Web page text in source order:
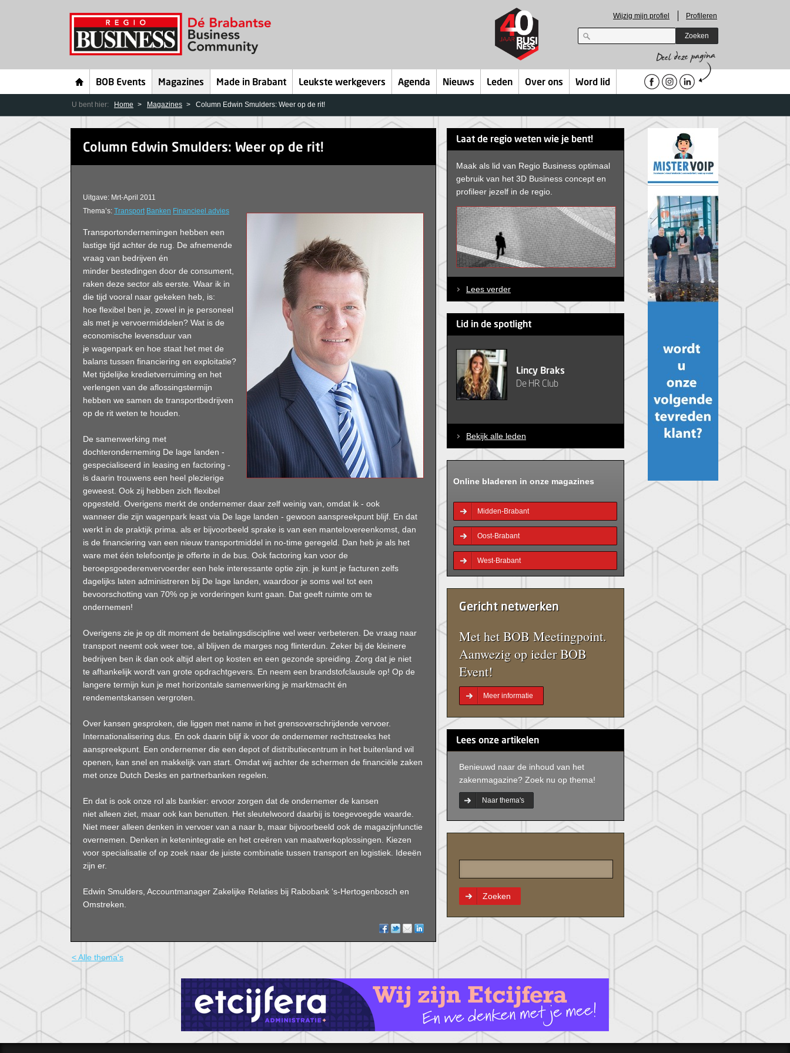
Wijzig mijn profiel Profileren
Zoeken
BOB Events Magazines Made in Brabant Leukste werkgevers Agenda Nieuws Leden Over ons Word lid
U bent hier: Home Magazines Column Edwin Smulders: Weer op de rit!
Column Edwin Smulders: Weer op de rit!
Uitgave: Mrt-April 2011
Thema’s: Transport Banken Financieel advies
Transportondernemingen hebben een
lastige tijd achter de rug. De afnemende
vraag van bedrijven én
minder bestedingen door de consument,
raken deze sector als eerste. Waar ik in
die tijd vooral naar gekeken heb, is:
hoe flexibel ben je, zowel in je personeel
als met je vervoermiddelen? Wat is de
economische levensduur van
je wagenpark en hoe staat het met de
balans tussen financiering en exploitatie?
Met tijdelijke kredietverruiming en het
verlengen van de aflossingstermijn
hebben we samen de transportbedrijven
op de rit weten te houden.
De samenwerking met
dochteronderneming De lage landen -
gespecialiseerd in leasing en factoring -
is daarin trouwens een heel plezierige
geweest. Ook zij hebben zich flexibel
opgesteld. Overigens merkt de ondernemer daar zelf weinig van, omdat ik - ook
wanneer die zijn wagenpark least via De lage landen - gewoon aanspreekpunt blijf. En dat
werkt in de praktijk prima. als er bijvoorbeeld sprake is van een mantelovereenkomst, dan
is de financiering van een nieuw transportmiddel in no-time geregeld. Dan heb je als het
ware met één telefoontje je offerte in de bus. Ook factoring kan voor de
beroepsgoederenvervoerder een hele interessante optie zijn. je kunt je facturen zelfs
dagelijks laten administreren bij De lage landen, waardoor je soms wel tot een
bevoorschotting van 70% op je vorderingen kunt gaan. Dat geeft ruimte om te
ondernemen!
Overigens zie je op dit moment de betalingsdiscipline wel weer verbeteren. De vraag naar
transport neemt ook weer toe, al blijven de marges nog flinterdun. Zeker bij de kleinere
bedrijven ben ik dan ook altijd alert op kosten en een gezonde spreiding. Zorg dat je niet
te afhankelijk wordt van grote opdrachtgevers. En neem een brandstofclausule op! Op de
langere termijn kun je met horizontale samenwerking je marktmacht én
rendementskansen vergroten.
Over kansen gesproken, die liggen met name in het grensoverschrijdende vervoer.
Internationalisering dus. En ook daarin blijf ik voor de ondernemer rechtstreeks het
aanspreekpunt. Een ondernemer die een depot of distributiecentrum in het buitenland wil
openen, kan snel en makkelijk van start. Omdat wij achter de schermen de financiële zaken
met onze Dutch Desks en partnerbanken regelen.
En dat is ook onze rol als bankier: ervoor zorgen dat de ondernemer de kansen
niet alleen ziet, maar ook kan benutten. Het sleutelwoord daarbij is toegevoegde waarde.
Niet meer alleen denken in vervoer van a naar b, maar bijvoorbeeld ook de magazijnfunctie
overnemen. Denken in ketenintegratie en het creëren van maatwerkoplossingen. Kiezen
voor specialisatie of op zoek naar de juiste combinatie tussen transport en logistiek. Ideeën
zijn er.
Edwin Smulders, Accountmanager Zakelijke Relaties bij Rabobank ‘s-Hertogenbosch en
Omstreken.
< Alle thema's
Laat de regio weten wie je bent!
Maak als lid van Regio Business optimaal
gebruik van het 3D Business concept en
profileer jezelf in de regio.
Lees verder
Lid in de spotlight
Lincy Braks
De HR Club
Bekijk alle leden
Online bladeren in onze magazines
Midden-Brabant
Oost-Brabant
West-Brabant
Gericht netwerken
Met het BOB Meetingpoint.
Aanwezig op ieder BOB
Event!
Meer informatie
Lees onze artikelen
Benieuwd naar de inhoud van het
zakenmagazine? Zoek nu op thema!
Naar thema's
Zoeken